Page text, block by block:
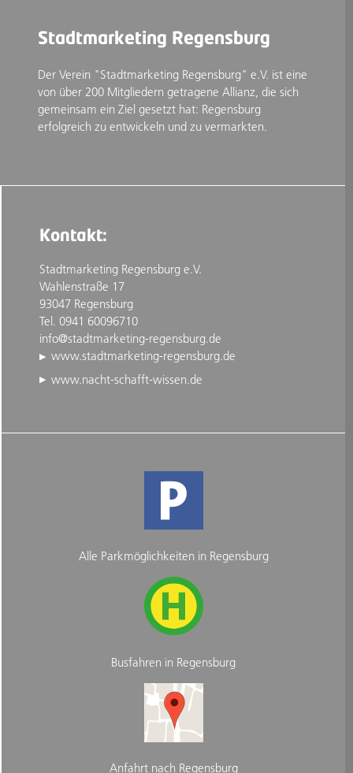
Stadtmarketing Regensburg
Der Verein "Stadtmarketing Regensburg" e.V. ist eine
von über 200 Mitgliedern getragene Allianz, die sich
gemeinsam ein Ziel gesetzt hat: Regensburg
erfolgreich zu entwickeln und zu vermarkten.
Kontakt:
Stadtmarketing Regensburg e.V.
Wahlenstraße 17
93047 Regensburg
Tel. 0941 60096710
info@stadtmarketing-regensburg.de
www.stadtmarketing-regensburg.de
www.nacht-schafft-wissen.de
Alle Parkmöglichkeiten in Regensburg
Busfahren in Regensburg
Anfahrt nach Regensburg